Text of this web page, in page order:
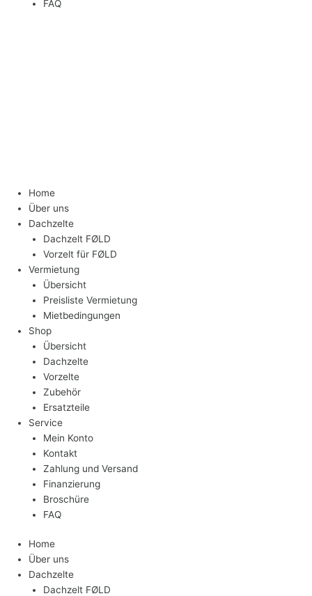
FAQ
Home
Über uns
Dachzelte
Dachzelt FØLD
Vorzelt für FØLD
Vermietung
Übersicht
Preisliste Vermietung
Mietbedingungen
Shop
Übersicht
Dachzelte
Vorzelte
Zubehör
Ersatzteile
Service
Mein Konto
Kontakt
Zahlung und Versand
Finanzierung
Broschüre
FAQ
Home
Über uns
Dachzelte
Dachzelt FØLD